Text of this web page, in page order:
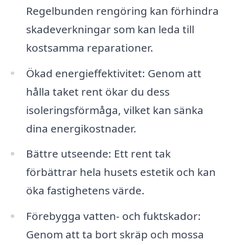
Regelbunden rengöring kan förhindra
skadeverkningar som kan leda till
kostsamma reparationer.
Ökad energieffektivitet: Genom att
hålla taket rent ökar du dess
isoleringsförmåga, vilket kan sänka
dina energikostnader.
Bättre utseende: Ett rent tak
förbättrar hela husets estetik och kan
öka fastighetens värde.
Förebygga vatten- och fuktskador:
Genom att ta bort skräp och mossa